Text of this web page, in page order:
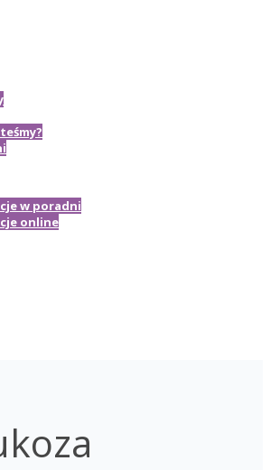
w poradni
online